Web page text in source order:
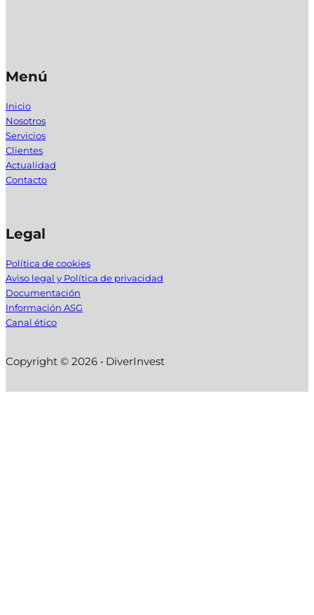
Menú
Inicio
Nosotros
Servicios
Clientes
Actualidad
Contacto
Legal
Política de cookies
Aviso legal y Política de privacidad
Documentación
Información ASG
Canal ético
Copyright © 2026 • DiverInvest